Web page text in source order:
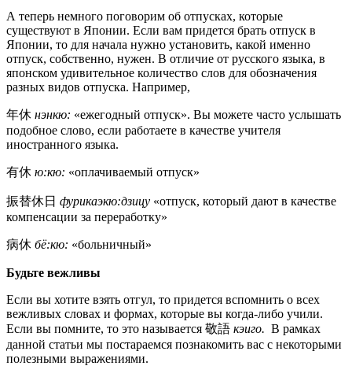
А теперь немного поговорим об отпусках, которые
существуют в Японии. Если вам придется брать отпуск в
Японии, то для начала нужно установить, какой именно
отпуск, собственно, нужен. В отличие от русского языка, в
японском удивительное количество слов для обозначения
разных видов отпуска. Например,
年休 нэнкю: «ежегодный отпуск». Вы можете часто услышать
подобное слово, если работаете в качестве учителя
иностранного языка.
有休 ю:кю: «оплачиваемый отпуск»
振替休日 фурикаэкю:дзицу «отпуск, который дают в качестве
компенсации за переработку»
病休 бё:кю: «больничный»
Будьте вежливы
Если вы хотите взять отгул, то придется вспомнить о всех
вежливых словах и формах, которые вы когда-либо учили.
Если вы помните, то это называется 敬語 кэиго. В рамках
данной статьи мы постараемся познакомить вас с некоторыми
полезными выражениями.